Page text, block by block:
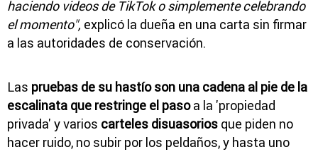
haciendo videos de TikTok o simplemente celebrando
el momento", explicó la dueña en una carta sin firmar
a las autoridades de conservación.
Las pruebas de su hastío son una cadena al pie de la
escalinata que restringe el pasoa la 'propiedad
privada' y varios carteles disuasorios que piden no
hacer ruido, no subir por los peldaños, y hasta uno